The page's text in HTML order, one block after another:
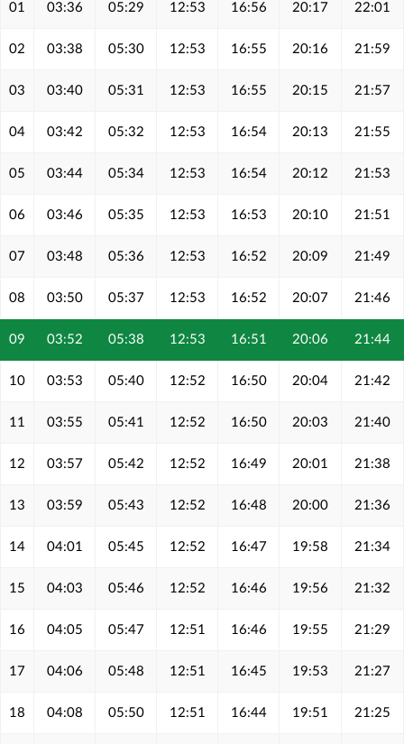
01 03:36 05:29 12:53 16:56 20:17 22:01
02 03:38 05:30 12:53 16:55 20:16 21:59
03 03:40 05:31 12:53 16:55 20:15 21:57
04 03:42 05:32 12:53 16:54 20:13 21:55
05 03:44 05:34 12:53 16:54 20:12 21:53
06 03:46 05:35 12:53 16:53 20:10 21:51
07 03:48 05:36 12:53 16:52 20:09 21:49
08 03:50 05:37 12:53 16:52 20:07 21:46
09 03:52 05:38 12:53 16:51 20:06 21:44
10 03:53 05:40 12:52 16:50 20:04 21:42
11 03:55 05:41 12:52 16:50 20:03 21:40
12 03:57 05:42 12:52 16:49 20:01 21:38
13 03:59 05:43 12:52 16:48 20:00 21:36
14 04:01 05:45 12:52 16:47 19:58 21:34
15 04:03 05:46 12:52 16:46 19:56 21:32
16 04:05 05:47 12:51 16:46 19:55 21:29
17 04:06 05:48 12:51 16:45 19:53 21:27
18 04:08 05:50 12:51 16:44 19:51 21:25